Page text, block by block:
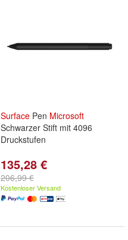
Surface Pen Microsoft
Schwarzer Stift mit 4096
Druckstufen
135,28 €
206,99 €
Kostenloser Versand